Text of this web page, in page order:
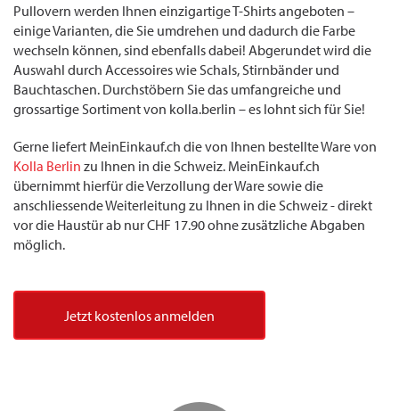
Pullovern werden Ihnen einzigartige T-Shirts angeboten –
einige Varianten, die Sie umdrehen und dadurch die Farbe
wechseln können, sind ebenfalls dabei! Abgerundet wird die
Auswahl durch Accessoires wie Schals, Stirnbänder und
Bauchtaschen. Durchstöbern Sie das umfangreiche und
grossartige Sortiment von kolla.berlin – es lohnt sich für Sie!
Gerne liefert MeinEinkauf.ch die von Ihnen bestellte Ware von
Kolla Berlin zu Ihnen in die Schweiz. MeinEinkauf.ch
übernimmt hierfür die Verzollung der Ware sowie die
anschliessende Weiterleitung zu Ihnen in die Schweiz - direkt
vor die Haustür ab nur CHF 17.90 ohne zusätzliche Abgaben
möglich.
Jetzt kostenlos anmelden